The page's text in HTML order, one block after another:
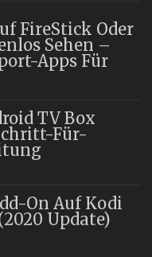
FireStick Oder
Sehen –
Apps Für
TV Box
Für-
On Auf Kodi
Update)